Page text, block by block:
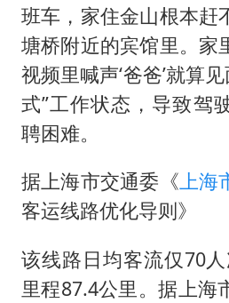
班车，家住金山根本赶
塘桥附近的宾馆里。家
视频里喊声‘爸爸’就算
式”工作状态，导致驾
聘困难。
据上海市交通委《上海
客运线路优化导则》
该线路日均客流仅70
里程87.4公里。据上海